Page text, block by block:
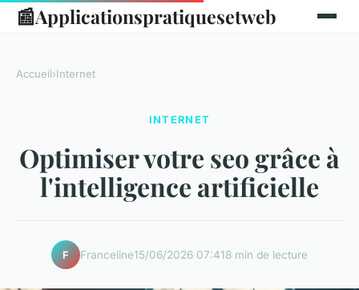
📰Applicationspratiquesetweb
Accueil›Internet
INTERNET
Optimiser votre seo grâce à
l'intelligence artificielle
F Franceline15/06/2026 07:418 min de lecture